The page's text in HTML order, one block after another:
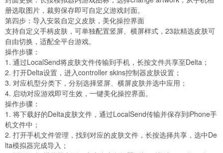
册选取图片，裁剪保存即可自定义游戏封面。
第四步：导入安装自定义皮肤，美化操控界面
支持自定义手柄皮肤，可单独配置竖屏、横屏样式，23款精选皮肤可
自由切换，适配全平台游戏。
操作步骤：
1. 通过LocalSend将皮肤文件传输到手机，长按文件共享至Delta；
2. 打开Delta设置，进入controller skins控制器皮肤设置；
3. 对应机型分类下，分别选择竖屏、横屏皮肤并选中应用；
4. 启动对应游戏即可生效，一键美化操控界面。
操作步骤：
1. 将下载好的Delta皮肤文件，通过LocalSend传输并保存到iPhone手
机文件中；
2. 打开手机文件管理，找到对应的皮肤文件，长按选择共享，选中De
lta模拟器完成导入；